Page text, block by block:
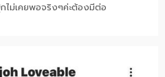
กไม่เคยพอจริงๆค่ะต้องมีต่อ